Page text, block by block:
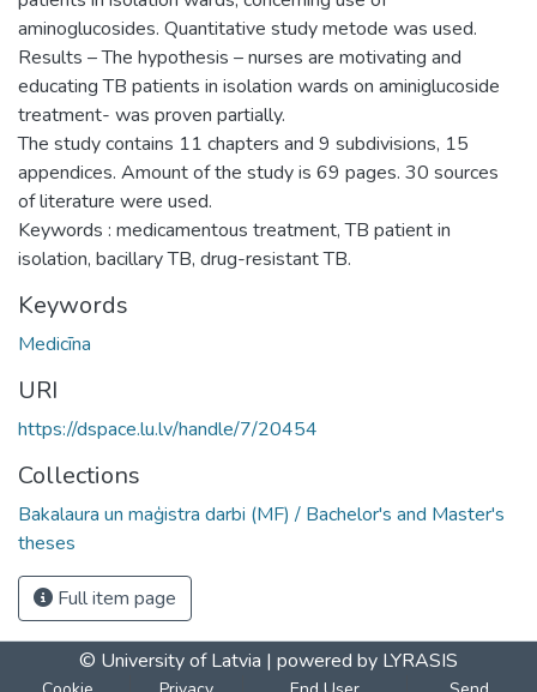
aminoglucosides. Quantitative study metode was used.
Results – The hypothesis – nurses are motivating and
educating TB patients in isolation wards on aminiglucoside
treatment- was proven partially.
The study contains 11 chapters and 9 subdivisions, 15
appendices. Amount of the study is 69 pages. 30 sources
of literature were used.
Keywords : medicamentous treatment, TB patient in
isolation, bacillary TB, drug-resistant TB.
Keywords
Medicīna
URI
https://dspace.lu.lv/handle/7/20454
Collections
Bakalaura un maģistra darbi (MF) / Bachelor's and Master's
theses
Full item page
© University of Latvia | powered by LYRASIS